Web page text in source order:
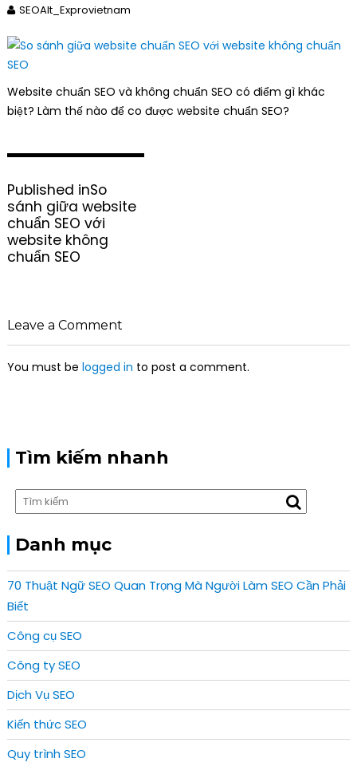
SEOAlt_Exprovietnam
Website chuẩn SEO và không chuẩn SEO có điểm gì khác
biệt? Làm thế nào để co được website chuẩn SEO?
o
s
t
n
a
g
a
i
Published inSo
sánh giữa website
chuẩn SEO với
website không
chuẩn SEO
Leave a Comment
You must be logged in to post a comment.
Tìm kiếm nhanh
Danh mục
70 Thuật Ngữ SEO Quan Trọng Mà Người Làm SEO Cần Phải
Biết
Công cụ SEO
Công ty SEO
Dịch Vụ SEO
Kiến thức SEO
Quy trình SEO